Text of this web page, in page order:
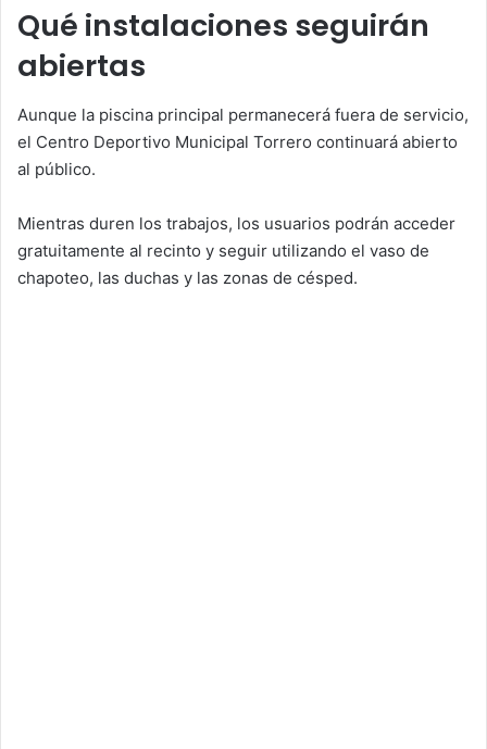
Qué instalaciones seguirán
abiertas
Aunque la piscina principal permanecerá fuera de servicio,
el Centro Deportivo Municipal Torrero continuará abierto
al público.
Mientras duren los trabajos, los usuarios podrán acceder
gratuitamente al recinto y seguir utilizando el vaso de
chapoteo, las duchas y las zonas de césped.